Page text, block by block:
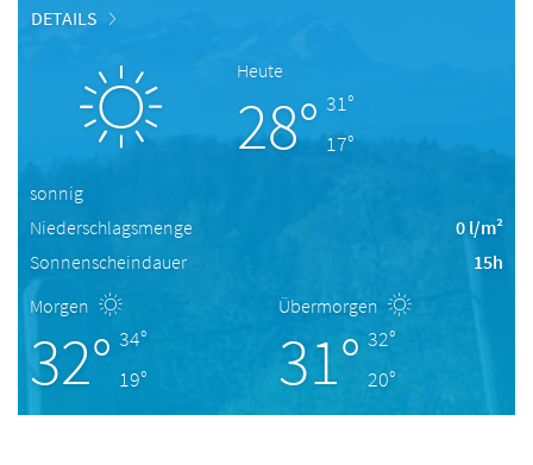
DETAILS
Heute
28° 31°
17°
sonnig
Niederschlagsmenge
0 l/m²
Sonnenscheindauer
15h
Morgen
32° 34°
19°
Übermorgen
31° 32°
20°